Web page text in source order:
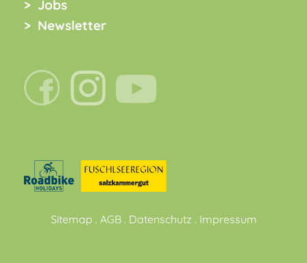
Jobs
Newsletter
Sitemap . AGB. Datenschutz . Impressum